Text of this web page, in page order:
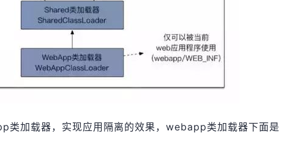
类加载器，实现应用隔离的效果，webapp类加载器下面是